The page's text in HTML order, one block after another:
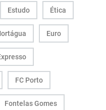
Estudo Ética
Euro
FC Porto
Fontelas Gomes